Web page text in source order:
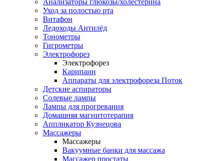
Анализаторы глюкозы/холестерина
Уход за полостью рта
Витафон
Ледоходы Антилёд
Тонометры
Гигрометры
Электрофорез
Электрофорез
Карипаин
Аппараты для электрофореза Поток
Детские аспираторы
Солевые лампы
Лампы для прогревания
Домашняя магнитотерапия
Аппликатор Кузнецова
Массажеры
Массажеры
Вакуумные банки для массажа
Массажер простаты